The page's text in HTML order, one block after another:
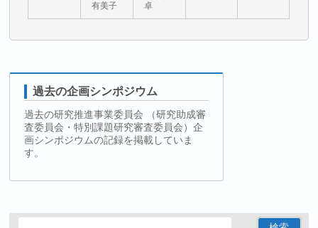
有美子
卓
過去の企画シンポジウム
過去の研究推進事業委員会 （研究助成審
査委員会・特別課題研究審査委員会）企
画シンポジウムの記録を掲載していま
す。